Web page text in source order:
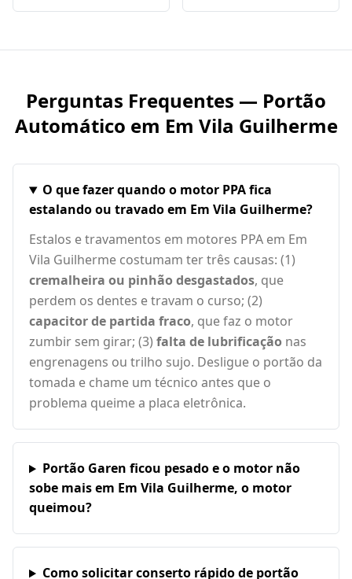
Perguntas Frequentes — Portão
Automático em Em Vila Guilherme
O que fazer quando o motor PPA fica
estalando ou travado em Em Vila Guilherme?
Estalos e travamentos em motores PPA em Em
Vila Guilherme costumam ter três causas: (1)
cremalheira ou pinhão desgastados, que
perdem os dentes e travam o curso; (2)
capacitor de partida fraco, que faz o motor
zumbir sem girar; (3) falta de lubrificação nas
engrenagens ou trilho sujo. Desligue o portão da
tomada e chame um técnico antes que o
problema queime a placa eletrônica.
Portão Garen ficou pesado e o motor não
sobe mais em Em Vila Guilherme, o motor
queimou?
Como solicitar conserto rápido de portão